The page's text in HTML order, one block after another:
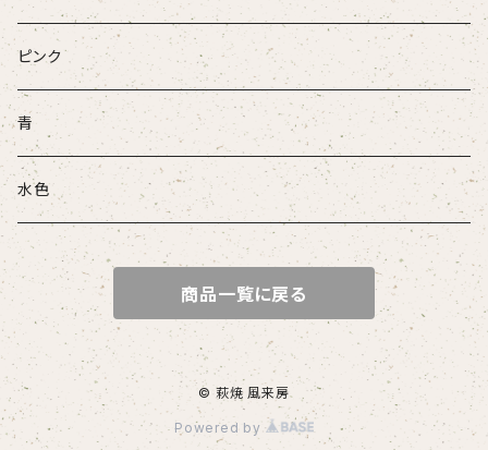
ピンク
青
水色
商品一覧に戻る
© 萩焼 風来房
Powered by